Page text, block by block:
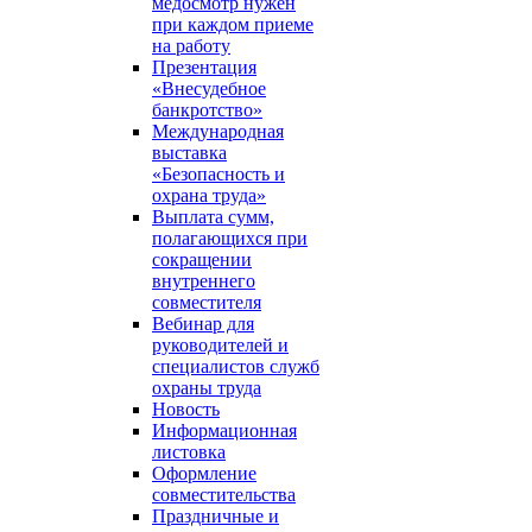
при каждом приеме
на работу
Презентация
«Внесудебное
банкротство»
Международная
выставка
«Безопасность и
охрана труда»
Выплата сумм,
полагающихся при
сокращении
внутреннего
совместителя
Вебинар для
руководителей и
специалистов служб
охраны труда
Новость
Информационная
листовка
Оформление
совместительства
Праздничные и